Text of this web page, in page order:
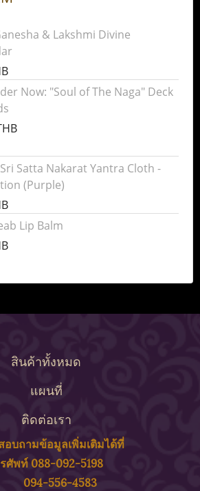
& Lakshmi Divine
Now: "Soul of The Naga" Deck
Satta Nakarat Yantra Cloth -
(Purple)
Lip Balm
สินค้าทั้งหมด
แผนที่
ติดต่อเรา
อบถามข้อมูลเพิ่มเติมได้ที่
ศัพท์ 088-092-5198
094-556-4583